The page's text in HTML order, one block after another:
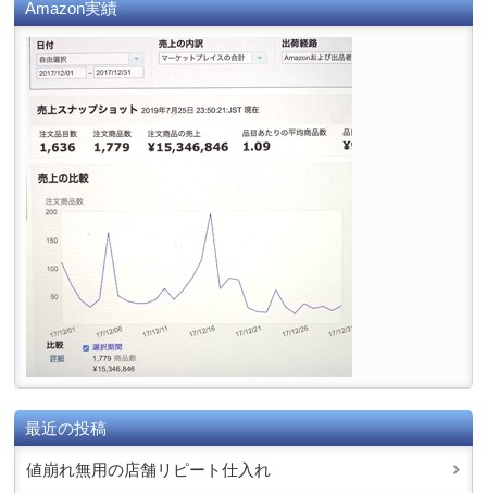
Amazon実績
最近の投稿
値崩れ無用の店舗リピート仕入れ